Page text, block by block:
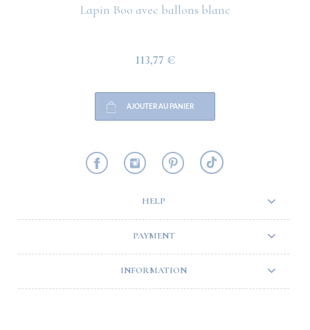
Lapin Boo avec ballons blanc
113,77 €
AJOUTER AU PANIER
HELP
PAYMENT
INFORMATION